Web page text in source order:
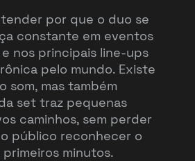
por que o duo se
constante em eventos
nos principais line-ups
pelo mundo. Existe
som, mas também
set traz pequenas
caminhos, sem perder
público reconhecer o
minutos.